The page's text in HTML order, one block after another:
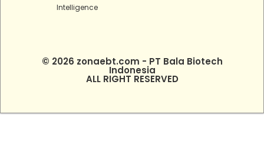
Intelligence
© 2026 zonaebt.com - PT Bala Biotech
Indonesia
ALL RIGHT RESERVED